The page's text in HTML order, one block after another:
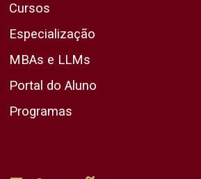
Cursos
Especialização
MBAs e LLMs
Portal do Aluno
Programas